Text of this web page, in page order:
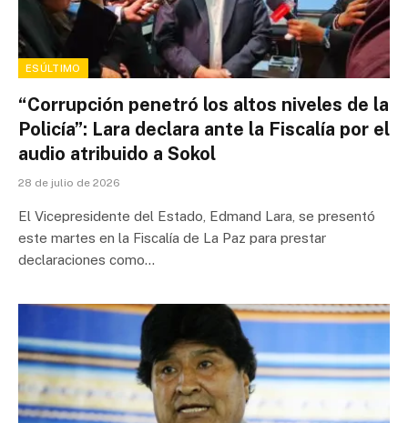
ESÚLTIMO
“Corrupción penetró los altos niveles de la
Policía”: Lara declara ante la Fiscalía por el
audio atribuido a Sokol
28 de julio de 2026
El Vicepresidente del Estado, Edmand Lara, se presentó
este martes en la Fiscalía de La Paz para prestar
declaraciones como…